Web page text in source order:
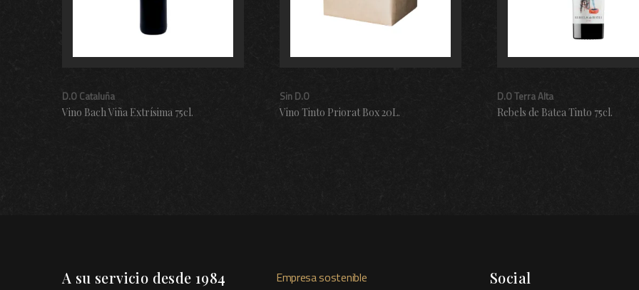
D.O Cataluña
Vino Bach Viña Extrísima 75cl.
Sin D.O
Vino Tinto Priorat Box 20L.
D.O Terra Alta
Rebels de Batea Tinto 75cl.
A su servicio desde 1984
Empresa sostenible
Social